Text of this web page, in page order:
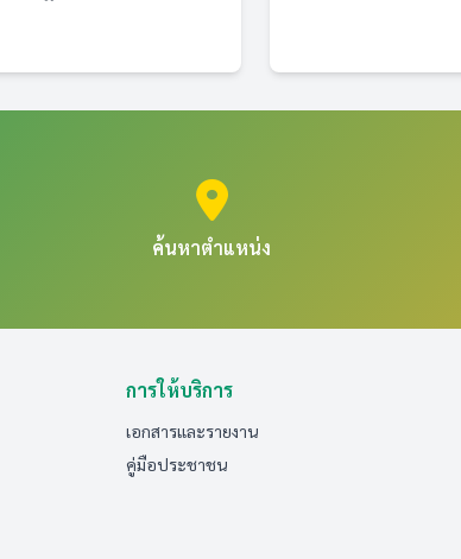
ค้นหาตำแหน่ง
การให้บริการ
เอกสารและรายงาน
คู่มือประชาชน